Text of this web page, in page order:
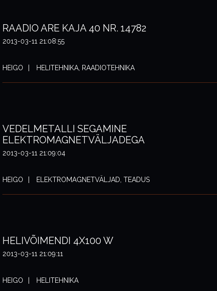
RAADIO ARE KAJA 40 NR. 14782
2013-03-11 21:08:55
HEIGO HELITEHNIKA, RAADIOTEHNIKA
VEDELMETALLI SEGAMINE
ELEKTROMAGNETVÄLJADEGA
2013-03-11 21:09:04
HEIGO ELEKTROMAGNETVÄLJAD, TEADUS
HELIVÕIMENDI 4X100 W
2013-03-11 21:09:11
HEIGO HELITEHNIKA